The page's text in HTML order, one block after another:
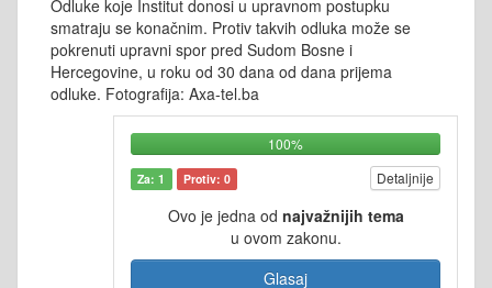
Odluke koje Institut donosi u upravnom postupku
smatraju se konačnim. Protiv takvih odluka može se
pokrenuti upravni spor pred Sudom Bosne i
Hercegovine, u roku od 30 dana od dana prijema
odluke. Fotografija: Axa-tel.ba
100%
Za: 1 Protiv: 0 Detaljnije
Ovo je jedna od najvažnijih tema
u ovom zakonu.
Glasaj